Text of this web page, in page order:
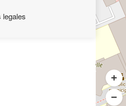
legales